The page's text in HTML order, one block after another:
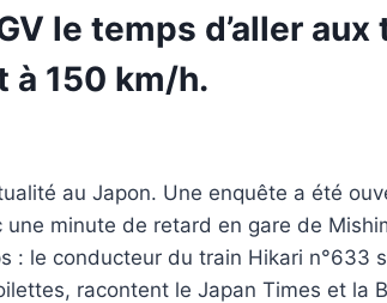
le temps d’aller
à 150 km/h.
au Japon. Une enquête a été
minute de retard en gare de
: le conducteur du train Hikari n°633
racontent le Japan Times et la